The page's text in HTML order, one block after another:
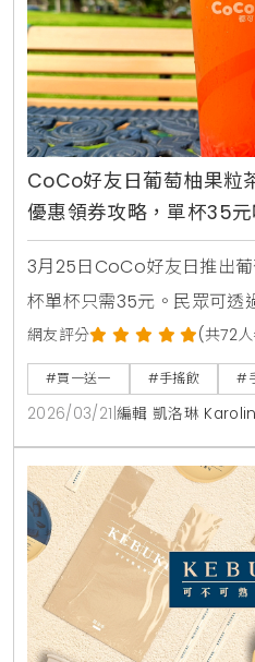
CoCo好友日葡萄柚果粒
優惠領券攻略，單杯35
3月25日CoCo好友日推出葡
杯單杯只需35元。民眾可透
優惠券，享受紅葡萄柚果粒
網友評分 (共72
#買一送一 #手搖飲 #
2026/03/21 編輯 凱洛琳 Karolin